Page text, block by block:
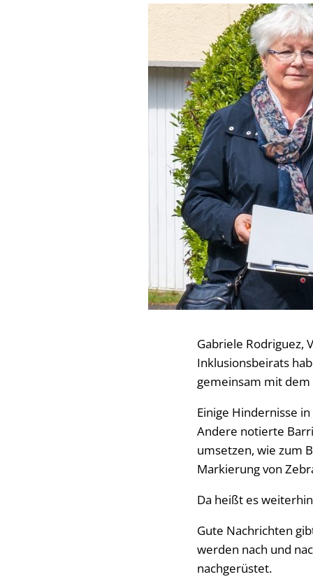
Gabriele Rodriguez,
Inklusionsbeirats
gemeinsam mit dem
Einige Hindernisse
Andere notierte
umsetzen, wie zum
Markierung von
Da heißt es
Gute Nachrichten
werden nach und
nachgerüstet.